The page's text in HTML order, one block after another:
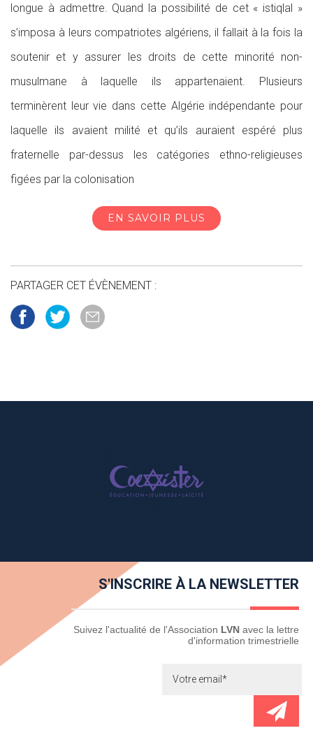
longue à admettre. Quand la possibilité de cet « istiqlal »
s’imposa à leurs compatriotes algériens, il fallait à la fois la
soutenir et y assurer les droits de cette minorité non-
musulmane à laquelle ils appartenaient. Plusieurs
terminèrent leur vie dans cette Algérie indépendante pour
laquelle ils avaient milité et qu’ils auraient espéré plus
fraternelle par-dessus les catégories ethno-religieuses
figées par la colonisation
EN SAVOIR PLUS
PARTAGER CET ÉVÈNEMENT :
S'INSCRIRE À LA NEWSLETTER
Newsletter Suivez l'actualité de l'Association LVN avec la lettre
d'information trimestrielle